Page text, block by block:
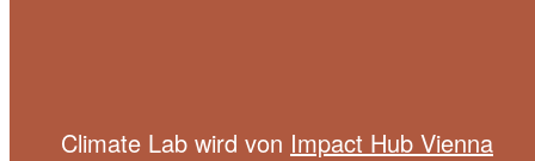
Climate Lab wird von Impact Hub Vienna